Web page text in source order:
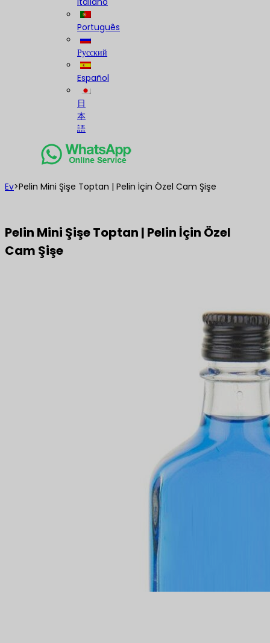
Português
Русский
Español
日
本
語
Ev>Pelin Mini Şişe Toptan | Pelin İçin Özel Cam Şişe
Pelin Mini Şişe Toptan | Pelin İçin Özel
Cam Şişe